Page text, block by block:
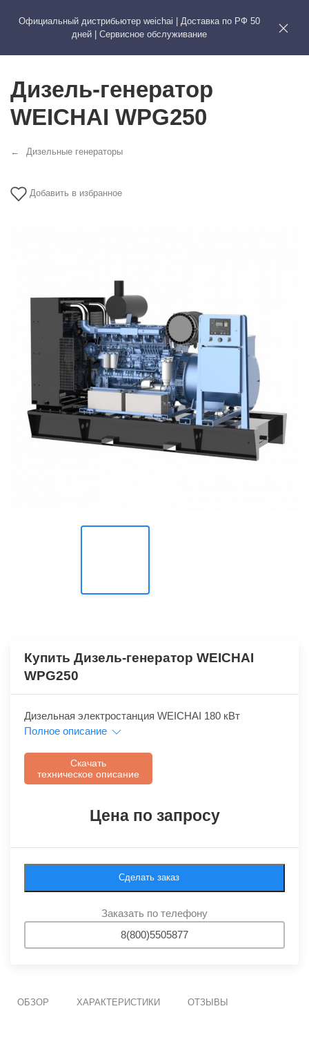
Официальный дистрибьютер weichai | Доставка по РФ 50
дней | Сервисное обслуживание
WEICHAI
Дизель-генератор
WEICHAI WPG250
Дизельные генераторы
Добавить в избранное
Купить Дизель-генератор WEICHAI
WPG250
Дизельная электростанция WEICHAI 180 кВт
Полное описание
Скачать
техническое описание
Цена по запросу
Сделать заказ
Заказать по телефону
8(800)5505877
ОБЗОР ХАРАКТЕРИСТИКИ ОТЗЫВЫ